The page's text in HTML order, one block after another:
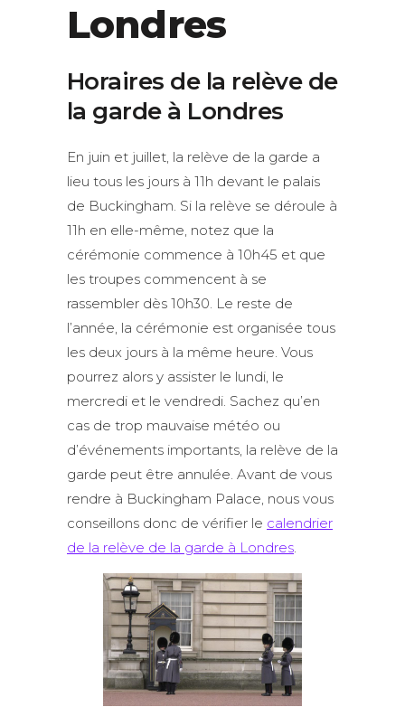
Londres
Horaires de la relève de
la garde à Londres
En juin et juillet, la relève de la garde a
lieu tous les jours à 11h devant le palais
de Buckingham. Si la relève se déroule à
11h en elle-même, notez que la
cérémonie commence à 10h45 et que
les troupes commencent à se
rassembler dès 10h30. Le reste de
l’année, la cérémonie est organisée tous
les deux jours à la même heure. Vous
pourrez alors y assister le lundi, le
mercredi et le vendredi. Sachez qu’en
cas de trop mauvaise météo ou
d’événements importants, la relève de la
garde peut être annulée. Avant de vous
rendre à Buckingham Palace, nous vous
conseillons donc de vérifier le calendrier
de la relève de la garde à Londres.